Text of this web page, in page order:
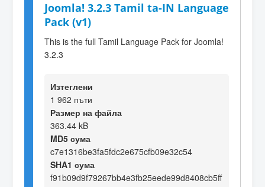
Joomla! 3.2.3 Tamil ta-IN Language
Pack (v1)
This is the full Tamil Language Pack for Joomla!
3.2.3
Изтеглени
1 962 пъти
Размер на файла
363.44 kB
MD5 сума
c7e1316be3fa5fdc2e675cfb09e32c54
SHA1 сума
f91b09d9f79267bb4e3fb25eede99d8408cb5ff